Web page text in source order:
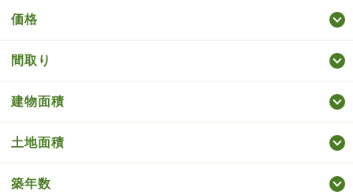
価格
間取り
建物面積
土地面積
築年数